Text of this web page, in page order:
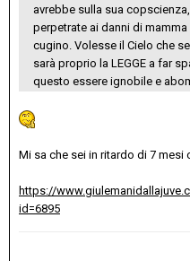
avrebbe sulla sua
perpetrate ai danni di
cugino. Volesse il Cielo che
sarà proprio la LEGGE a far
questo essere ignobile e
Mi sa che sei in ritardo di 7 mesi
https://
id=6895